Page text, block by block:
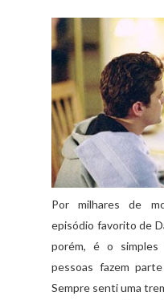
Por milhares de
episódio favorito de
porém, é o
pessoas fazem
Sempre senti uma